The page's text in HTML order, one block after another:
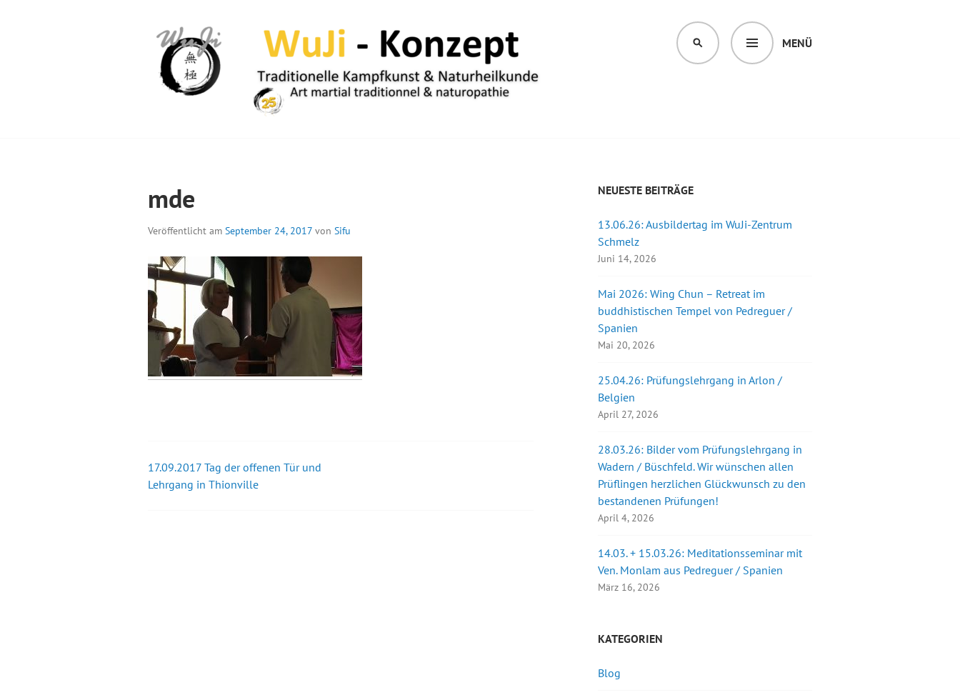
MENÜ
SUCHEN
mde
Veröffentlicht am September 24, 2017 von Sifu
Beitrags-
17.09.2017 Tag der offenen Tür und
Lehrgang in Thionville
NEUESTE BEITRÄGE
13.06.26: Ausbildertag im WuJi-Zentrum
Schmelz
Juni 14, 2026
Mai 2026: Wing Chun – Retreat im
buddhistischen Tempel von Pedreguer /
Spanien
Mai 20, 2026
25.04.26: Prüfungslehrgang in Arlon /
Belgien
April 27, 2026
28.03.26: Bilder vom Prüfungslehrgang in
Wadern / Büschfeld. Wir wünschen allen
Prüflingen herzlichen Glückwunsch zu den
bestandenen Prüfungen!
April 4, 2026
14.03. + 15.03.26: Meditationsseminar mit
Ven. Monlam aus Pedreguer / Spanien
März 16, 2026
KATEGORIEN
Blog